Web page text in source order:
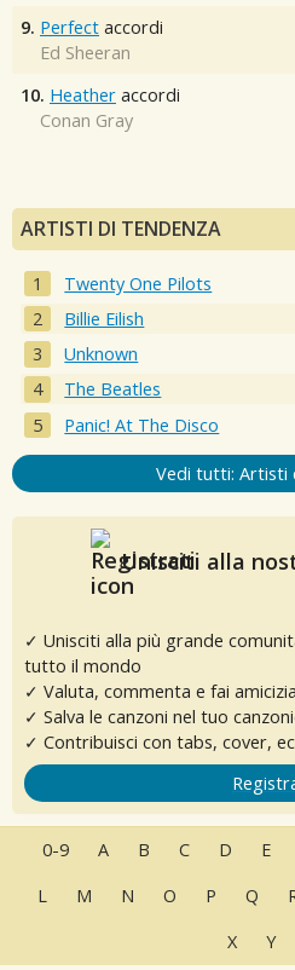
9. Perfect accordi
Ed Sheeran
10. Heather accordi
Conan Gray
ARTISTI DI TENDENZA
Twenty One Pilots
Billie Eilish
Unknown
The Beatles
Panic! At The Disco
Vedi tutti: Artisti
Unisciti alla
✓ Unisciti alla più grande
tutto il mondo
✓ Valuta, commenta e fai amicizia
✓ Salva le canzoni nel tuo
✓ Contribuisci con tabs, cover,
0-9 A B C D E
L
M N O P Q
X
Y